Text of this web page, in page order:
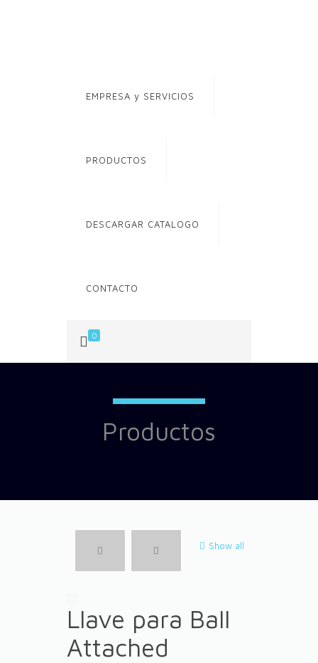
EMPRESA y SERVICIOS
PRODUCTOS
DESCARGAR CATALOGO
CONTACTO
0
Productos
Show all
Llave para Ball
Attached